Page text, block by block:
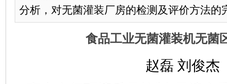
分析，对无菌灌装厂房的检测及评价方法的
食品工业无菌灌装机无菌
赵磊 刘俊杰